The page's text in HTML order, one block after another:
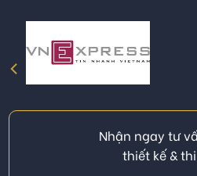
Nhận ngay tư
thiết kế &